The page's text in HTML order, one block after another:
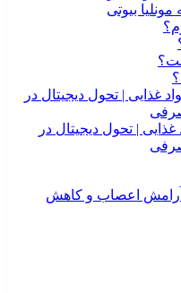
بیوتی
| تحول دیجیتال در
آرامش اعصاب و کاهش